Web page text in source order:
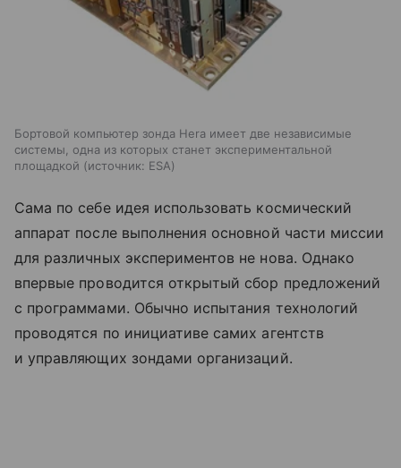
Бортовой компьютер зонда Hera имеет две независимые
системы, одна из которых станет экспериментальной
площадкой
источник: ESA
Сама по себе идея использовать космический
аппарат после выполнения основной части миссии
для различных экспериментов не нова. Однако
впервые проводится открытый сбор предложений
с программами. Обычно испытания технологий
проводятся по инициативе самих агентств
и управляющих зондами организаций.